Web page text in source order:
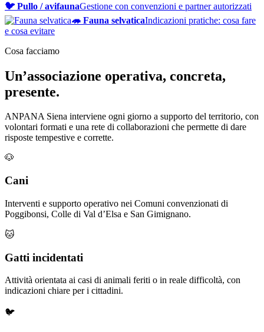
🐦 Pullo / avifaunaGestione con convenzioni e partner autorizzati
🦔 Fauna selvaticaIndicazioni pratiche: cosa fare
e cosa evitare
Cosa facciamo
Un’associazione operativa, concreta,
presente.
ANPANA Siena interviene ogni giorno a supporto del territorio, con
volontari formati e una rete di collaborazioni che permette di dare
risposte tempestive e corrette.
🐶
Cani
Interventi e supporto operativo nei Comuni convenzionati di
Poggibonsi, Colle di Val d’Elsa e San Gimignano.
🐱
Gatti incidentati
Attività orientata ai casi di animali feriti o in reale difficoltà, con
indicazioni chiare per i cittadini.
🐦